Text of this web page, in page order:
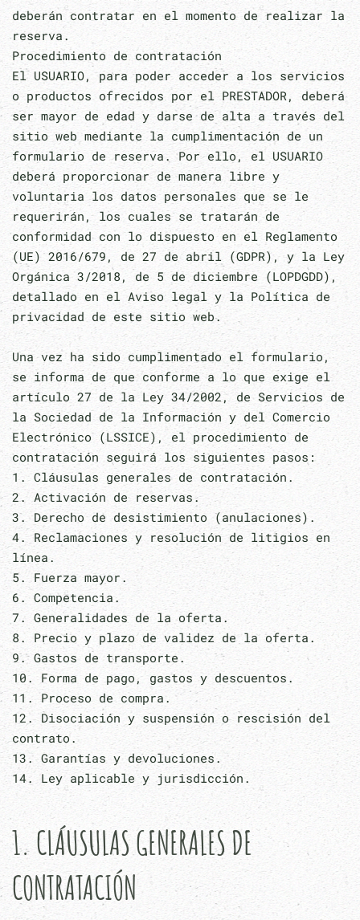
deberán contratar en el momento de realizar la
reserva.
Procedimiento de contratación
El USUARIO, para poder acceder a los servicios
o productos ofrecidos por el PRESTADOR, deberá
ser mayor de edad y darse de alta a través del
sitio web mediante la cumplimentación de un
formulario de reserva. Por ello, el USUARIO
deberá proporcionar de manera libre y
voluntaria los datos personales que se le
requerirán, los cuales se tratarán de
conformidad con lo dispuesto en el Reglamento
(UE) 2016/679, de 27 de abril (GDPR), y la Ley
Orgánica 3/2018, de 5 de diciembre (LOPDGDD),
detallado en el Aviso legal y la Política de
privacidad de este sitio web.
Una vez ha sido cumplimentado el formulario,
se informa de que conforme a lo que exige el
artículo 27 de la Ley 34/2002, de Servicios de
la Sociedad de la Información y del Comercio
Electrónico (LSSICE), el procedimiento de
contratación seguirá los siguientes pasos:
1. Cláusulas generales de contratación.
2. Activación de reservas.
3. Derecho de desistimiento (anulaciones).
4. Reclamaciones y resolución de litigios en
línea.
5. Fuerza mayor.
6. Competencia.
7. Generalidades de la oferta.
8. Precio y plazo de validez de la oferta.
9. Gastos de transporte.
10. Forma de pago, gastos y descuentos.
11. Proceso de compra.
12. Disociación y suspensión o rescisión del
contrato.
13. Garantías y devoluciones.
14. Ley aplicable y jurisdicción.
1. CLÁUSULAS GENERALES DE
CONTRATACIÓN